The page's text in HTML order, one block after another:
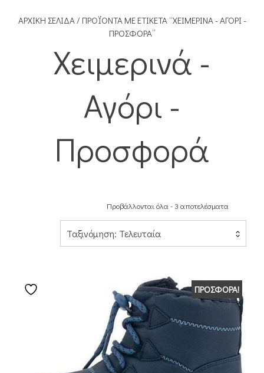
ΑΡΧΙΚΉ ΣΕΛΊΔΑ / ΠΡΟΪΌΝΤΑ ΜΕ ΕΤΙΚΈΤΑ “ΧΕΙΜΕΡΙΝΆ - ΑΓΌΡΙ -
ΠΡΟΣΦΟΡΆ”
Χειμερινά -
Αγόρι -
Προσφορά
Προβάλλονται όλα - 3 αποτελέσματα
Ταξινόμηση: Τελευταία
ΠΡΟΣΦΟΡΆ!